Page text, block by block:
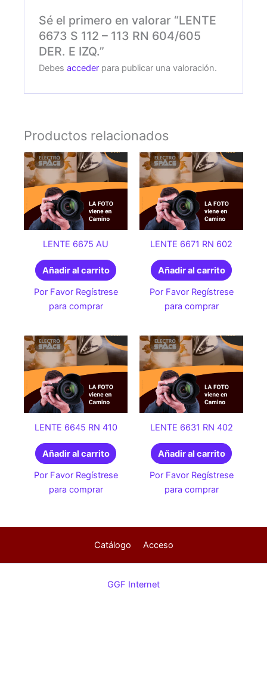
Sé el primero en valorar “LENTE
6673 S 112 – 113 RN 604/605
DER. E IZQ.”
Debesacceder para publicar una valoración.
Productos relacionados
LENTE 6675 AU
Añadir al carrito
Por Favor Regístrese
para comprar
LENTE 6671 RN 602
Añadir al carrito
Por Favor Regístrese
para comprar
LENTE 6645 RN 410
Añadir al carrito
Por Favor Regístrese
para comprar
LENTE 6631 RN 402
Añadir al carrito
Por Favor Regístrese
para comprar
Catálogo Acceso
GGF Internet